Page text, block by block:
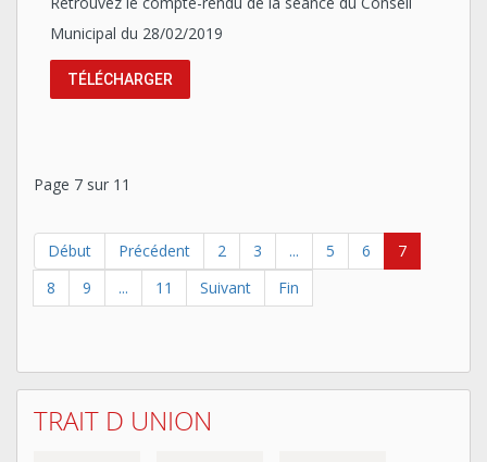
Municipal du 28/02/2019
TÉLÉCHARGER
Page 7 sur 11
Début Précédent 2 3 ... 5 6
7
8
9 ... 11 Suivant Fin
TRAIT D UNION